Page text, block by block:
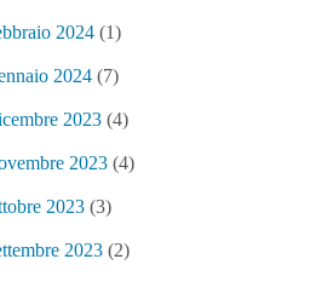
2024 (1)
2024 (7)
2023 (4)
2023 (4)
2023 (3)
2023 (2)